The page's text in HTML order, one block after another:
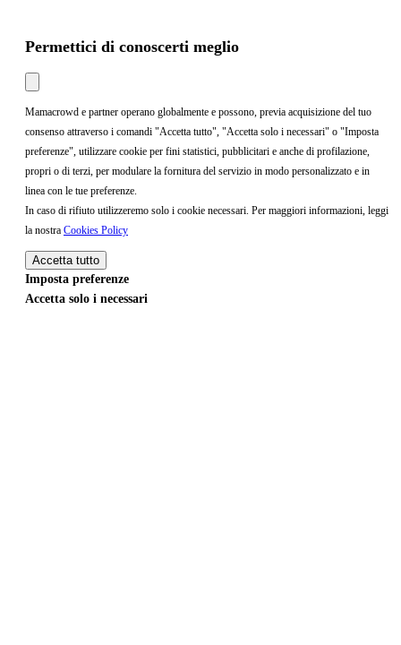
Permettici di conoscerti meglio
Mamacrowd e partner operano globalmente e possono, previa acquisizione del tuo
consenso attraverso i comandi "Accetta tutto", "Accetta solo i necessari" o "Imposta
preferenze", utilizzare cookie per fini statistici, pubblicitari e anche di profilazione,
propri o di terzi, per modulare la fornitura del servizio in modo personalizzato e in
linea con le tue preferenze.
In caso di rifiuto utilizzeremo solo i cookie necessari. Per maggiori informazioni, leggi
la nostra Cookies Policy
Accetta tutto
Imposta preferenze
Accetta solo i necessari